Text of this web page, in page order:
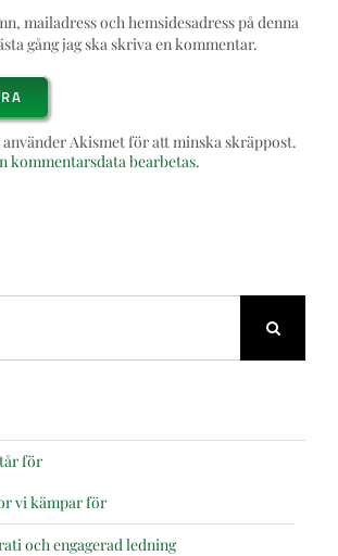
mailadress och hemsidesadress på denna
gång jag ska skriva en kommentar.
Akismet för att minska skräppost.
kommentarsdata bearbetas.
för
vi kämpar för
och engagerad ledning